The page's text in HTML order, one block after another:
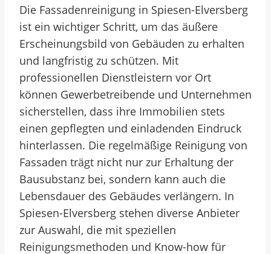
Die Fassadenreinigung in Spiesen-Elversberg
ist ein wichtiger Schritt, um das äußere
Erscheinungsbild von Gebäuden zu erhalten
und langfristig zu schützen. Mit
professionellen Dienstleistern vor Ort
können Gewerbetreibende und Unternehmen
sicherstellen, dass ihre Immobilien stets
einen gepflegten und einladenden Eindruck
hinterlassen. Die regelmäßige Reinigung von
Fassaden trägt nicht nur zur Erhaltung der
Bausubstanz bei, sondern kann auch die
Lebensdauer des Gebäudes verlängern. In
Spiesen-Elversberg stehen diverse Anbieter
zur Auswahl, die mit speziellen
Reinigungsmethoden und Know-how für